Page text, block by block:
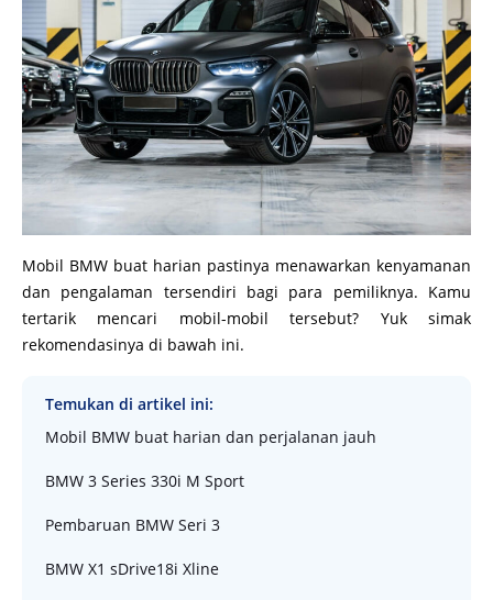
Mobil BMW buat harian pastinya menawarkan kenyamanan
dan pengalaman tersendiri bagi para pemiliknya. Kamu
tertarik mencari mobil-mobil tersebut? Yuk simak
rekomendasinya di bawah ini.
Temukan di artikel ini:
Mobil BMW buat harian dan perjalanan jauh
BMW 3 Series 330i M Sport
Pembaruan BMW Seri 3
BMW X1 sDrive18i Xline